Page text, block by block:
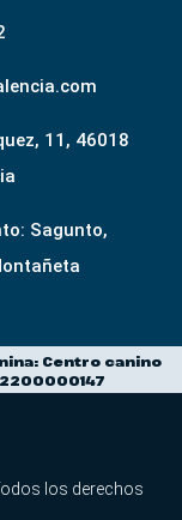
11, 46018
Sagunto,
Centro canino
los derechos